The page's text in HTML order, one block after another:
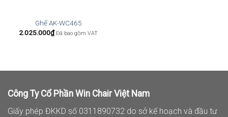
Ghế AK-WC465
2.025.000₫ Đã bao gồm VAT
Công Ty Cổ Phần Win Chair Việt Nam
Giấy phép ĐKKD số 0311890732 do sở kế hoạch và đầu tư